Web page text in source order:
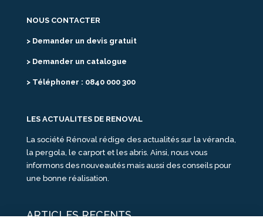
NOUS CONTACTER
> Demander un devis gratuit
> Demander un catalogue
> Téléphoner : 0840 000 300
LES ACTUALITES DE RENOVAL
La société Rénoval rédige des actualités sur la véranda,
la pergola, le carport et les abris. Ainsi, nous vous
informons des nouveautés mais aussi des conseils pour
une bonne réalisation.
ARTICLES RECENTS